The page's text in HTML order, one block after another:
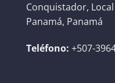
Conquistador, Local
Panamá, Panamá
Teléfono: +507-